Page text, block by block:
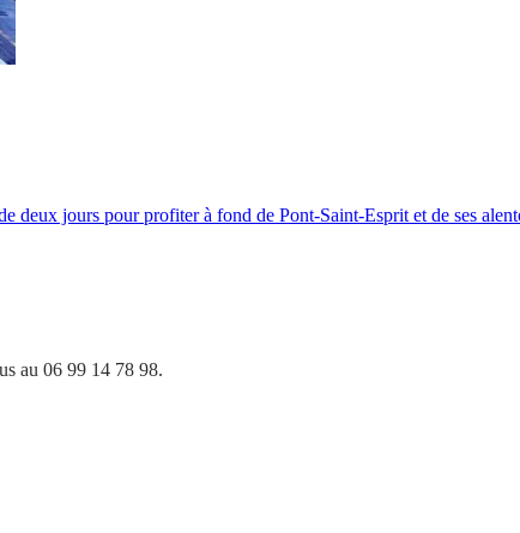
deux jours pour profiter à fond de Pont-Saint-Esprit et de ses
au 06 99 14 78 98.